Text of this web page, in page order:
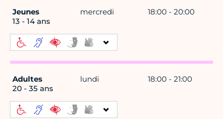
Jeunes
13 - 14 ans
mercredi 18:00 - 20:00
Adultes
20 - 35 ans
lundi 18:00 - 21:00